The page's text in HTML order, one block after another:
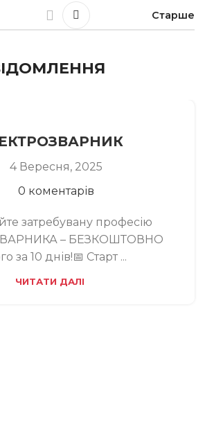
Старше
4 Вересня, 2025
0 коментарів
затребувану професію
– БЕЗКОШТОВНО
за 10 днів!📅 Старт ...
ЧИТАТИ ДАЛІ